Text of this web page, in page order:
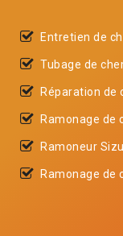
Entretien de
Tubage de
Réparation de
Ramonage de
Ramoneur
Ramonage de